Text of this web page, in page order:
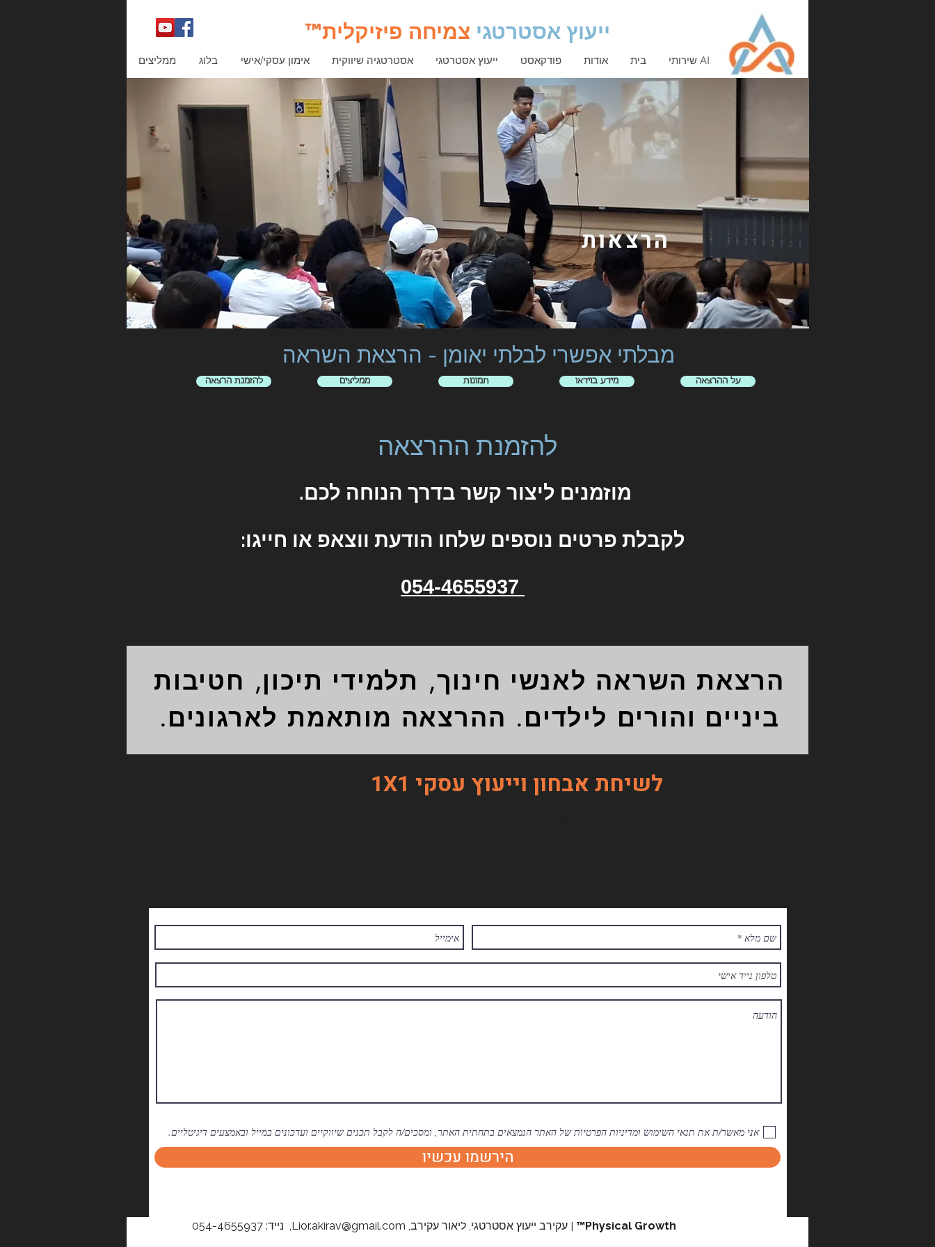
ייעוץ אסטרטגי צמיחה פיזיקלית™
ממליצים בלוג אימון עסקי/אישי אסטרטגיה שיווקית ייעוץ אסטרטגי פודקאסט אודות בית שירותי AI
הרצאות
מבלתי אפשרי לבלתי יאומן - הרצאת השראה
להזמנת הרצאה ממליצים תמונות מידע בוידאו על ההרצאה
להזמנת ההרצאה
מוזמנים ליצור קשר בדרך הנוחה לכם.
לקבלת פרטים נוספים שלחו הודעת ווצאפ או חייגו:
הרצאת השראה לאנשי חינוך, תלמידי תיכון, חטיבות
ביניים והורים לילדים. ההרצאה מותאמת לארגונים.
לשיחת אבחון וייעוץ עסקי 1X1
Physical Growth™ | עקירב ייעוץ אסטרטגי, ליאור עקירב, Lior.akirav@gmail.com, נייד: 054-4655937
אני מאשר/ת את תנאי השימוש ומדיניות הפרטיות של האתר הנמצאים בתחתית האתר, ומסכים/ה לקבל תכנים שיווקיים ועדכונים במייל ובאמצעים דיגיטליים.
הירשמו עכשיו